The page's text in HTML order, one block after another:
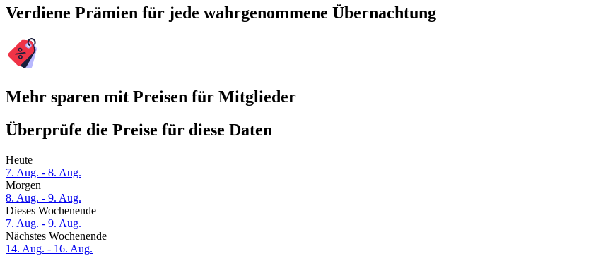
Verdiene Prämien für jede wahrgenommene Übernachtung
Mehr sparen mit Preisen für Mitglieder
Überprüfe die Preise für diese Daten
Heute
7. Aug. - 8. Aug.
Morgen
8. Aug. - 9. Aug.
Dieses Wochenende
7. Aug. - 9. Aug.
Nächstes Wochenende
14. Aug. - 16. Aug.